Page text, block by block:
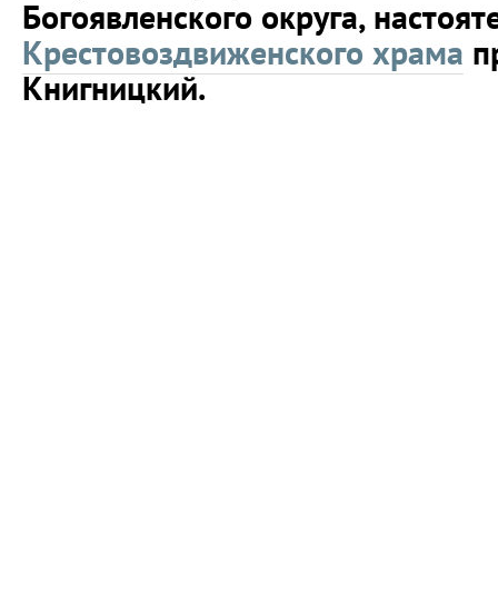
Богоявленского округа,
Крестовоздвиженского храма
Книгницкий.